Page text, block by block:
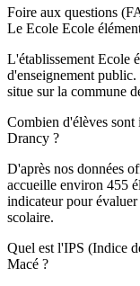
Foire aux questions
Le Ecole Ecole
L'établissement Ecole
d'enseignement
situe sur la commune
Combien d'élèves sont
Drancy ?
D'après nos données
accueille environ 455
indicateur pour
scolaire.
Quel est l'IPS (Indice
Macé ?